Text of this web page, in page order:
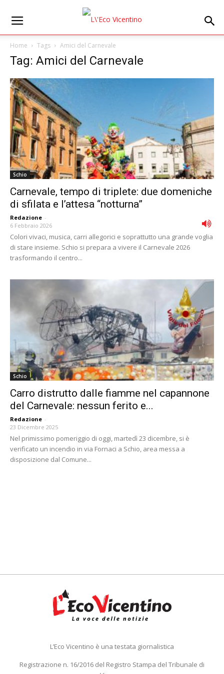
Home Tags Amici del Carnevale
Tag: Amici del Carnevale
Schio
Carnevale, tempo di triplete: due domeniche
di sfilata e l’attesa “notturna”
Redazione -
6 Febbraio 2026
Colori vivaci, musica, carri allegorici e soprattutto una grande voglia
di stare insieme. Schio si prepara a vivere il Carnevale 2026
trasformando il centro...
Schio
Carro distrutto dalle fiamme nel capannone
del Carnevale: nessun ferito e...
Redazione -
23 Dicembre 2025
Nel primissimo pomeriggio di oggi, martedì 23 dicembre, si è
verificato un incendio in via Fornaci a Schio, area messa a
disposizione dal Comune...
L’Eco Vicentino è una testata giornalistica
Registrazione n. 16/2016 del Registro Stampa del Tribunale di